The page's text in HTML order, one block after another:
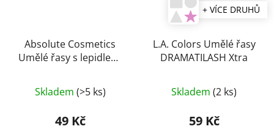
Absolute Cosmetics
Umělé řasy s lepidlem,
Skladem (>5 ks)
49 Kč
+ VÍCE DRUHŮ
L.A. Colors Umělé řasy
DRAMATILASH Xtra
hodnocení
produktu
Skladem (2 ks)
59 Kč